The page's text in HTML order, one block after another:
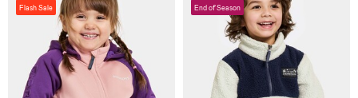
Flash Sale End of Season